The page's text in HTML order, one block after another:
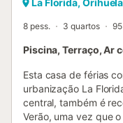
8 pess. 3 quartos
Piscina, Terraço, Ar
Esta casa de férias
urbanização La
central, também é
Verão, uma vez que